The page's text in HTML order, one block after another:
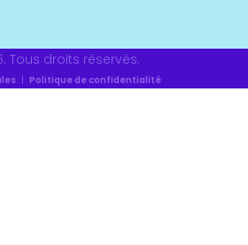
Tous droits réservés.
| Politique de confidentialité